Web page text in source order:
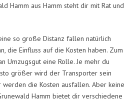
Hamm aus Hamm steht dir mit Rat und
so große Distanz fallen natürlich
die Einfluss auf die Kosten haben. Zum
Umzugsgut eine Rolle. Je mehr du
größer wird der Transporter sein
die Kosten ausfallen. Aber keine
Hamm bietet dir verschiedene